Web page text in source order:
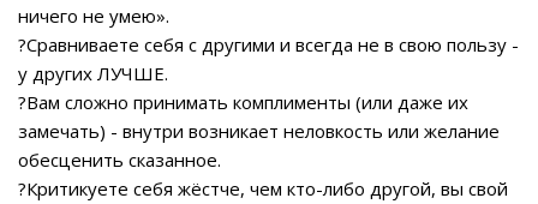
ничего не умею».
?Сравниваете себя с другими и всегда не в свою пользу -
у других ЛУЧШЕ.
?Вам сложно принимать комплименты (или даже их
замечать) - внутри возникает неловкость или желание
обесценить сказанное.
?Критикуете себя жёстче, чем кто-либо другой, вы свой